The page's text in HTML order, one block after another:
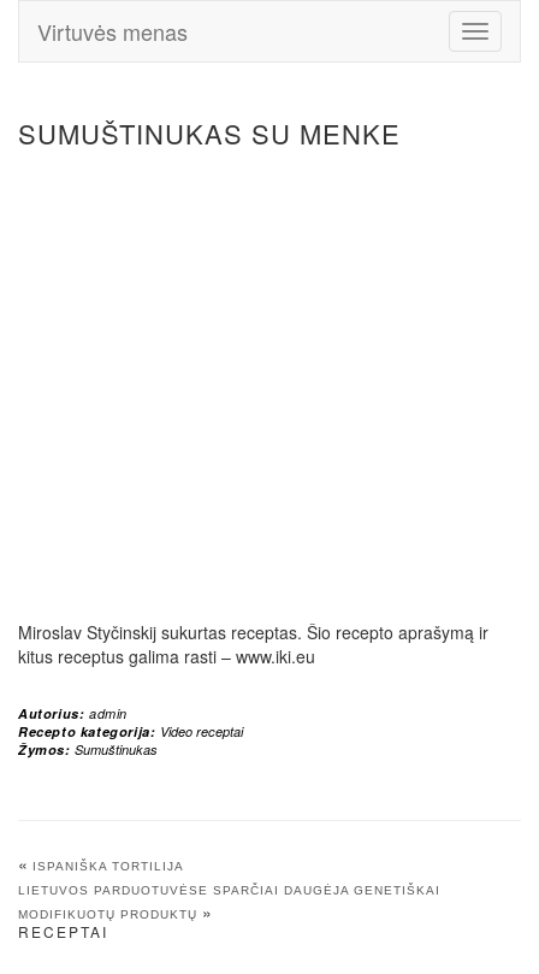
Toggle
Virtuvės menas
SUMUŠTINUKAS SU MENKE
Miroslav Styčinskij sukurtas receptas. Šio recepto aprašymą ir
kitus receptus galima rasti – www.iki.eu
Autorius: admin
Recepto kategorija: Video receptai
Žymos:Sumuštinukas
« ISPANIŠKA TORTILIJA
LIETUVOS PARDUOTUVĖSE SPARČIAI DAUGĖJA GENETIŠKAI
MODIFIKUOTŲ PRODUKTŲ »
RECEPTAI